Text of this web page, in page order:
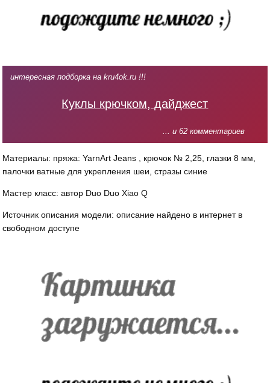
интересная подборка на kru4ok.ru !!!
Куклы крючком, дайджест
... и 62 комментариев
Материалы: пряжа: YarnArt Jeans , крючок № 2,25, глазки 8 мм,
палочки ватные для укрепления шеи, стразы синие
Мастер класс: автор Duo Duo Xiao Q
Источник описания модели: описание найдено в интернет в
свободном доступе